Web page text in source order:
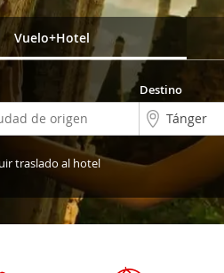
Vuelo+Hotel
Destino
traslado al hotel